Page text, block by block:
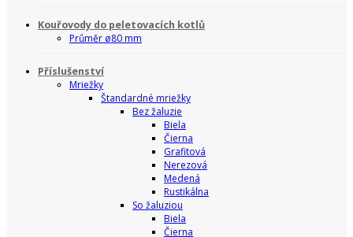
Kouřovody do peletovacích kotlů
Průměr ø80 mm
Příslušenství
Mriežky
Štandardné mriežky
Bez žaluzie
Biela
Čierna
Grafitová
Nerezová
Medená
Rustikálna
So žaluziou
Biela
Čierna